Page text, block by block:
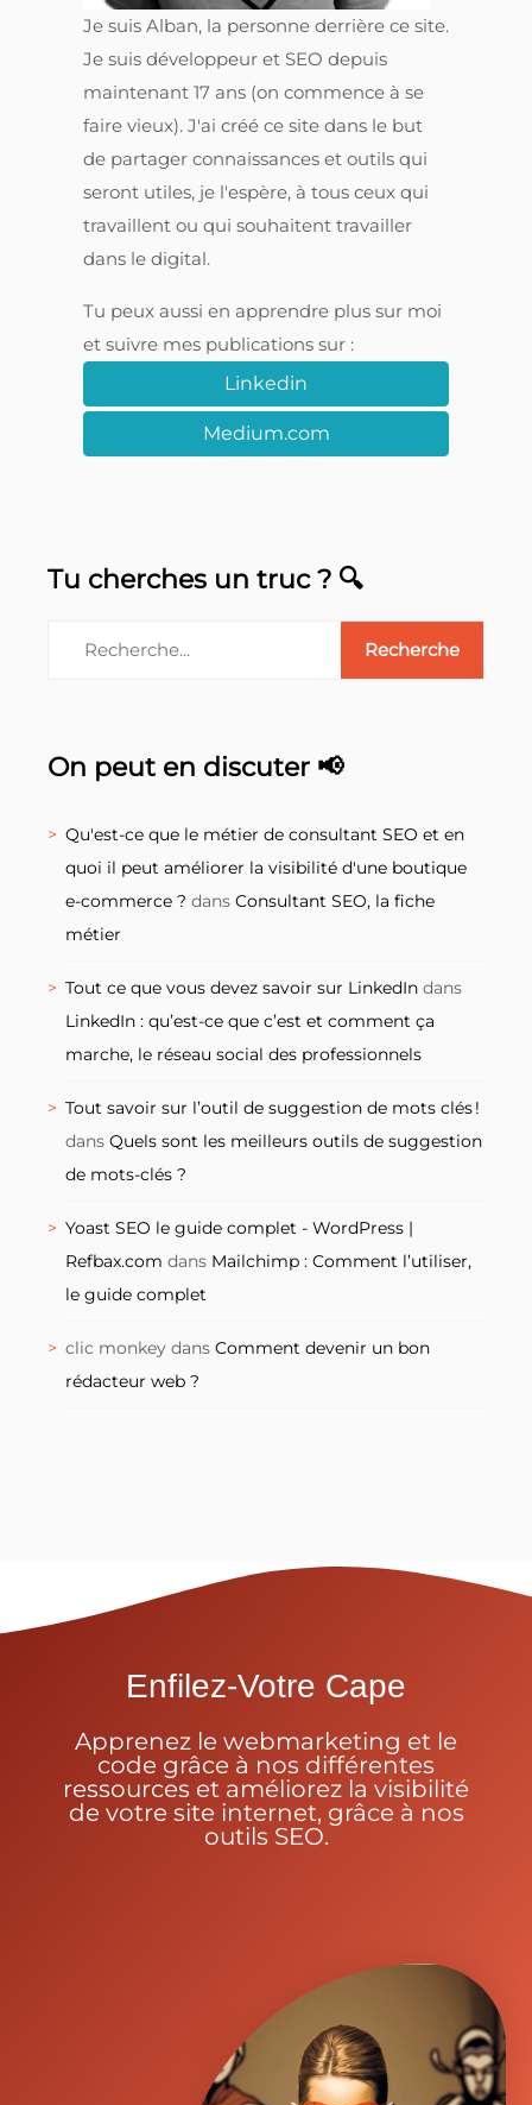
Je suis Alban, la personne derrière ce site.
Je suis développeur et SEO depuis
maintenant 17 ans (on commence à se
faire vieux). J'ai créé ce site dans le but
de partager connaissances et outils qui
seront utiles, je l'espère, à tous ceux qui
travaillent ou qui souhaitent travailler
dans le digital.
Tu peux aussi en apprendre plus sur moi
et suivre mes publications sur :
Linkedin
Medium.com
Tu cherches un truc ? 🔍
On peut en discuter 📢
Qu'est-ce que le métier de consultant SEO et en
quoi il peut améliorer la visibilité d'une boutique
e-commerce ? dans Consultant SEO, la fiche
métier
Tout ce que vous devez savoir sur LinkedIn dans
LinkedIn : qu’est-ce que c’est et comment ça
marche, le réseau social des professionnels
Tout savoir sur l’outil de suggestion de mots clés !
dans Quels sont les meilleurs outils de suggestion
de mots-clés ?
Yoast SEO le guide complet - WordPress |
Refbax.com dans Mailchimp : Comment l’utiliser,
le guide complet
clic monkey dans Comment devenir un bon
rédacteur web ?
Enfilez-Votre Cape
Apprenez le webmarketing et le
code grâce à nos différentes
ressources et améliorez la visibilité
de votre site internet, grâce à nos
outils SEO.